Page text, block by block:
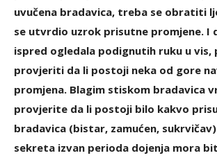
uvučena bradavica, treba se obratiti
se utvrdio uzrok prisutne promjene. I
ispred ogledala podignutih ruku u vis,
provjeriti da li postoji neka od gore
promjena. Blagim stiskom bradavica
provjerite da li postoji bilo kakvo
bradavica (bistar, zamućen,
sekreta izvan perioda dojenja mora